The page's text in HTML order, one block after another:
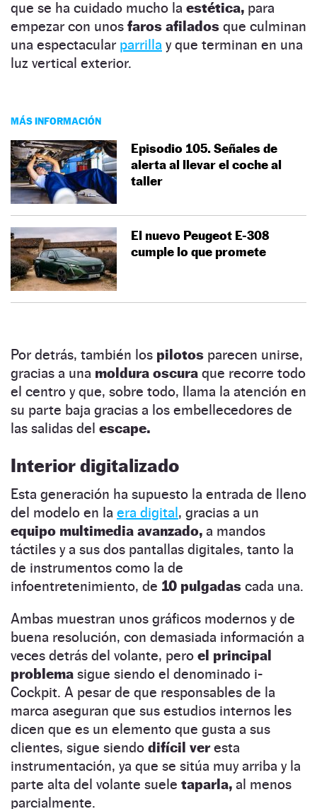
que se ha cuidado mucho la estética, para
empezar con unos faros afilados que culminan
una espectacular parrilla y que terminan en una
luz vertical exterior.
MÁS INFORMACIÓN
Episodio 105. Señales de
alerta al llevar el coche al
taller
El nuevo Peugeot E-308
cumple lo que promete
Por detrás, también los pilotos parecen unirse,
gracias a una moldura oscura que recorre todo
el centro y que, sobre todo, llama la atención en
su parte baja gracias a los embellecedores de
las salidas del escape.
Interior digitalizado
Esta generación ha supuesto la entrada de lleno
del modelo en la era digital, gracias a un
equipo multimedia avanzado, a mandos
táctiles y a sus dos pantallas digitales, tanto la
de instrumentos como la de
infoentretenimiento, de 10 pulgadas cada una.
Ambas muestran unos gráficos modernos y de
buena resolución, con demasiada información a
veces detrás del volante, pero el principal
problema sigue siendo el denominado i-
Cockpit. A pesar de que responsables de la
marca aseguran que sus estudios internos les
dicen que es un elemento que gusta a sus
clientes, sigue siendo difícil veresta
instrumentación, ya que se sitúa muy arriba y la
parte alta del volante suele taparla, al menos
parcialmente.